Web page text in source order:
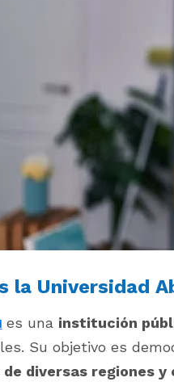
la Universidad
es una institución
Su objetivo es
de diversas regiones